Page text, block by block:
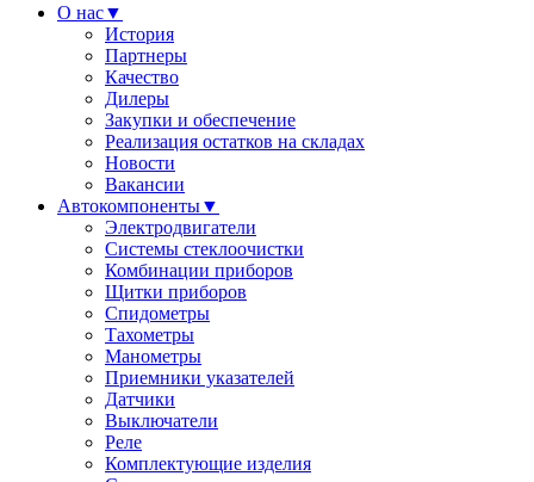
О нас▼
История
Партнеры
Качество
Дилеры
Закупки и обеспечение
Реализация остатков на складах
Новости
Вакансии
Автокомпоненты▼
Электродвигатели
Системы стеклоочистки
Комбинации приборов
Щитки приборов
Спидометры
Тахометры
Манометры
Приемники указателей
Датчики
Выключатели
Реле
Комплектующие изделия